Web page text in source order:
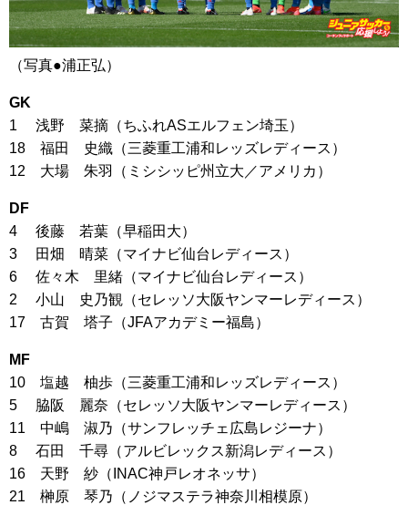
（写真●浦正弘）
GK
1 浅野 菜摘（ちふれASエルフェン埼玉）
18 福田 史織（三菱重工浦和レッズレディース）
12 大場 朱羽（ミシシッピ州立大／アメリカ）
DF
4 後藤 若葉（早稲田大）
3 田畑 晴菜（マイナビ仙台レディース）
6 佐々木 里緒（マイナビ仙台レディース）
2 小山 史乃観（セレッソ大阪ヤンマーレディース）
17 古賀 塔子（JFAアカデミー福島）
MF
10 塩越 柚歩（三菱重工浦和レッズレディース）
5 脇阪 麗奈（セレッソ大阪ヤンマーレディース）
11 中嶋 淑乃（サンフレッチェ広島レジーナ）
8 石田 千尋（アルビレックス新潟レディース）
16 天野 紗（INAC神戸レオネッサ）
21 榊原 琴乃（ノジマステラ神奈川相模原）